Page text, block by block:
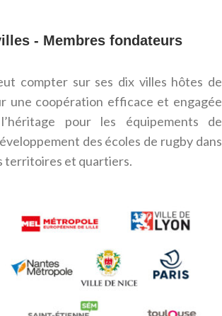
- Membres fondateurs
compter sur ses dix villes hôtes de
une coopération efficace et engagée
pour les équipements de
des écoles de rugby dans
territoires et quartiers.